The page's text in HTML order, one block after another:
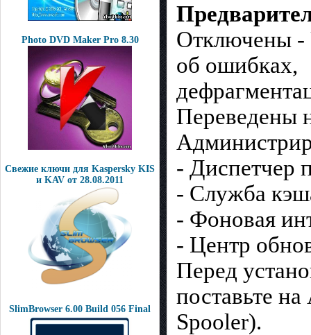
Photo DVD Maker Pro 8.30
Свежие ключи для Kaspersky KIS
и KAV от 28.08.2011
SlimBrowser 6.00 Build 056 Final
Отключены -
об ошибках,
Переведены
- Диспетчер
- Служба
- Фоновая
- Центр
Перед
поставьте
Spooler).